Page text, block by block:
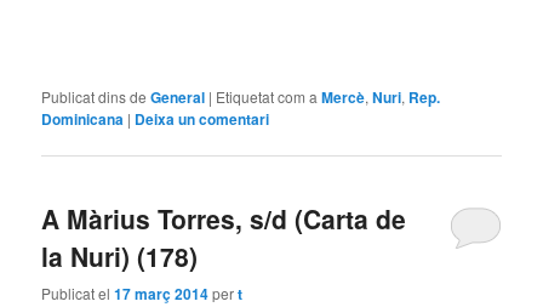
Publicat dins de General | Etiquetat com a Mercè,Nuri, Rep.
Dominicana | Deixa un comentari
A Màrius Torres, s/d (Carta de
la Nuri) (178)
Publicat el17 març 2014pert